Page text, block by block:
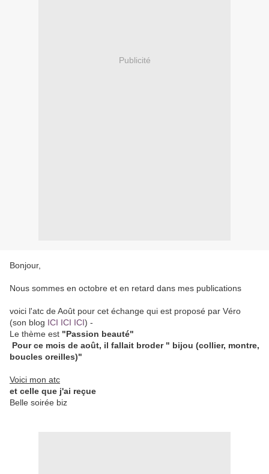
Publicité
Bonjour,
Nous sommes en octobre et en retard dans mes publications
voici l'atc de Août pour cet échange qui est proposé par Véro
(son blog ICI ICI ICI) -
Le thème est "Passion beauté"
Pour ce mois de août, il fallait broder " bijou (collier, montre,
boucles oreilles)"
Voici mon atc
et celle que j'ai reçue
Belle soirée biz